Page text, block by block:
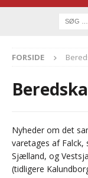
FORSIDE
Nyheder om det
varetages af
Sjælland, og
(tidligere